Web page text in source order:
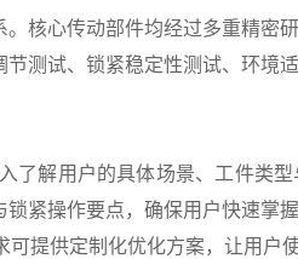
心传动部件均经过多重精密
测试、锁紧稳定性测试、环境
解用户的具体场景、工件类型
紧操作要点，确保用户快速掌
提供定制化优化方案，让用户使